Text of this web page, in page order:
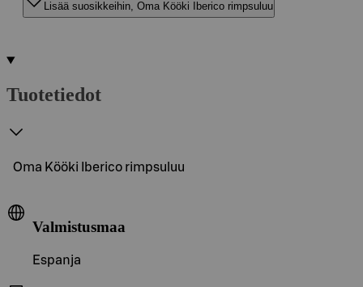
Lisää suosikkeihin, Oma Kööki Iberico rimpsuluu
Tuotetiedot
Oma Kööki Iberico rimpsuluu
Valmistusmaa
Espanja